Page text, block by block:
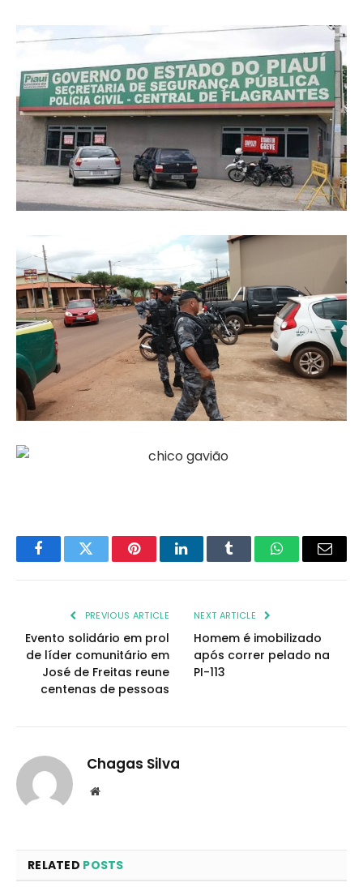
FacebookTwitter PinterestLinkedInTumblr WhatsAppEmail
PREVIOUS ARTICLE
Evento solidário em prol
de líder comunitário em
José de Freitas reune
centenas de pessoas
NEXT ARTICLE
Homem é imobilizado
após correr pelado na
PI-113
Chagas Silva
Website
RELATED POSTS